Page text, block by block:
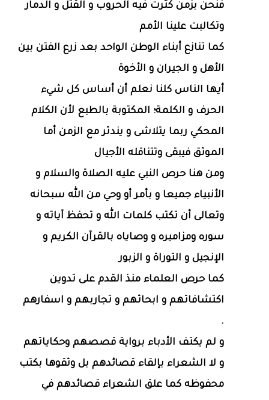
فنحن بزمن كثرت فيه الحروب و القتل و الدمار
وتكالبت علينا الأمم
كما تنازع أبناء الوطن الواحد بعد زرع الفتن بين
الأهل و الجيران و الأخوة
أيها الناس كلنا نعلم أن أساس كل شيء
الحرف و الكلمة؛ المكتوبة بالطبع لأن الكلام
المحكي ربما يتلاشى و يندثر مع الزمن أما
الموثق فيبقى وتتناقله الأجيال
ومن هنا حرص النبي عليه الصلاة والسلام و
الأنبياء جميعا و بأمر أو وحي من الله سبحانه
وتعالى أن تكتب كلمات الله و تحفظ آياته و
سوره ومزاميره و وصاياه بالقرآن الكريم و
الإنجيل و التوراة و الزبور
كما حرص العلماء منذ القدم على تدوين
اكتشافاتهم و ابحاثهم و تجاربهم و اسفارهم
.
و لم يكتف الأدباء برواية قصصهم وحكاياتهم
و لا الشعراء بإلقاء قصائدهم بل وثقوها بكتب
محفوظه كما علق الشعراء قصائدهم في